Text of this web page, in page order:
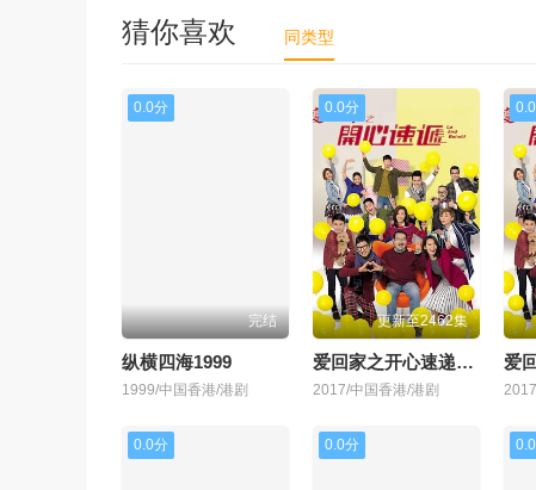
猜你喜欢 同类型
0.0分
完结
纵横四海1999
1999/中国香港/港剧
0.0分
更新至2462集
爱回家之开心速递国语
2017/中国香港/港剧
0.0分 0.0分